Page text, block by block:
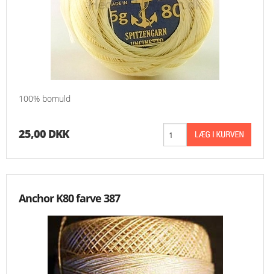
100% bomuld
25,00 DKK
Anchor K80 farve 387